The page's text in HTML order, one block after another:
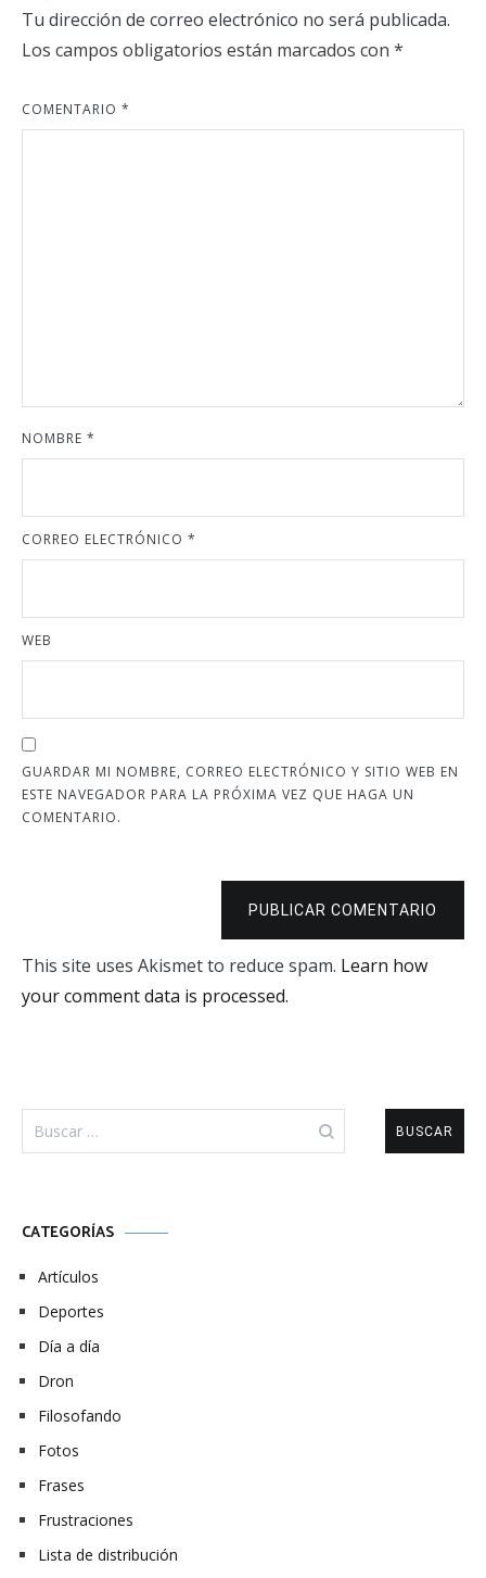
Tu dirección de correo electrónico no será publicada.
Los campos obligatorios están marcados con *
COMENTARIO *
NOMBRE *
CORREO ELECTRÓNICO *
WEB
GUARDAR MI NOMBRE, CORREO ELECTRÓNICO Y SITIO WEB EN
ESTE NAVEGADOR PARA LA PRÓXIMA VEZ QUE HAGA UN
COMENTARIO.
PUBLICAR COMENTARIO
This site uses Akismet to reduce spam. Learn how
your comment data is processed.
CATEGORÍAS
Artículos
Deportes
Día a día
Dron
Filosofando
Fotos
Frases
Frustraciones
Lista de distribución